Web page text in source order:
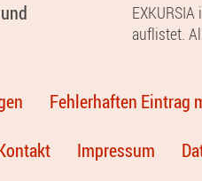
auflistet.
Fehlerhaften Eintrag
Impressum